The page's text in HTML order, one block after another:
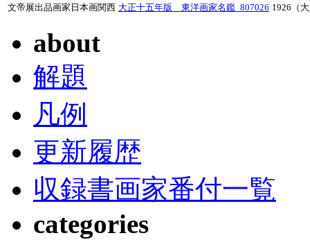
文帝展出品画家日本画関西 大正十五年版 東洋画家名鑑_807026 1926（
about
解題
凡例
更新履歴
収録書画家番付一覧
categories